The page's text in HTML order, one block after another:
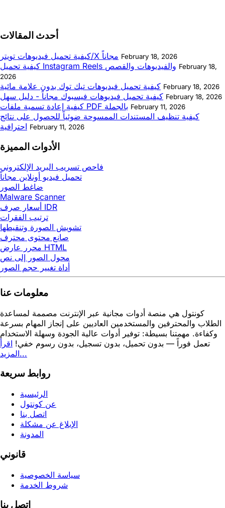
أحدث المقالات
كيفية تحميل فيديوهات تويتر/X مجاناً February 18, 2026
كيفية تحميل Instagram Reels والفيديوهات والقصص February 18,
2026
كيفية تحميل فيديوهات تيك توك بدون علامة مائية February 18, 2026
كيفية تحميل فيديوهات فيسبوك مجاناً - دليل سهل February 18, 2026
كيفية إعادة تسمية ملفات PDF بالجملة February 11, 2026
كيفية تنظيف المستندات الممسوحة ضوئياً للحصول على نتائج
احترافية February 11, 2026
الأدوات المميزة
فاحص تسريب البريد الإلكتروني
تحميل فيديو أونلاين مجاناً
ضاغط الصور
Malware Scanner
أسعار صرف IDR
ترتيب الفقرات
تشويش الصورة وتنقيطها
صانع محتوى محترف
محرر عارض HTML
محول الصور إلى نص
أداة تغيير حجم الصور
معلومات عنا
كونتول هي منصة أدوات مجانية عبر الإنترنت مصممة لمساعدة
الطلاب والمحترفين والمستخدمين العاديين على إنجاز المهام بسرعة
وكفاءة. مهمتنا بسيطة: توفير أدوات عالية الجودة وسهلة الاستخدام
تعمل فوراً — بدون تحميل، بدون تسجيل، بدون رسوم خفي! اقرأ
المزيد...
روابط سريعة
الرئيسية
عن كونتول
اتصل بنا
الإبلاغ عن مشكلة
المدونة
قانوني
سياسة الخصوصية
شروط الخدمة
اتصل بنا